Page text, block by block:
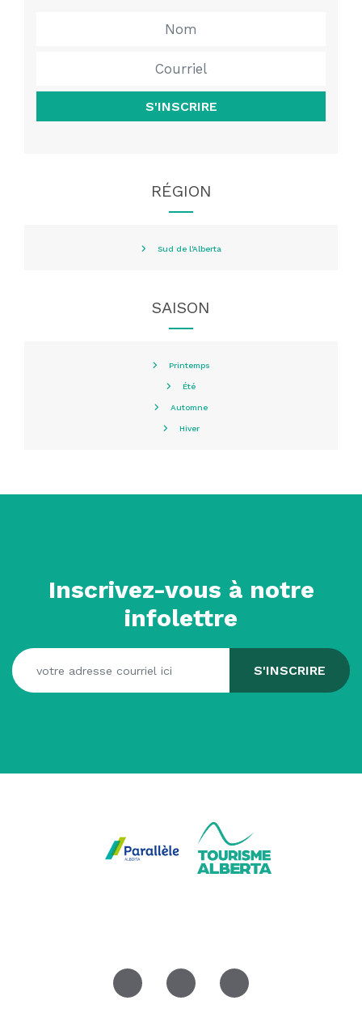
S'INSCRIRE
RÉGION
Sud de l'Alberta
SAISON
Printemps
Été
Automne
Hiver
Inscrivez-vous à notre
infolettre